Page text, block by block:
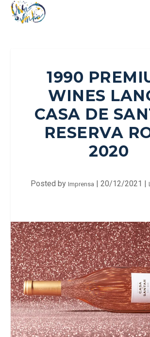
1990
WINES
CASA DE
RESERVA
2020
Posted by Imprensa | 20/12/2021 |